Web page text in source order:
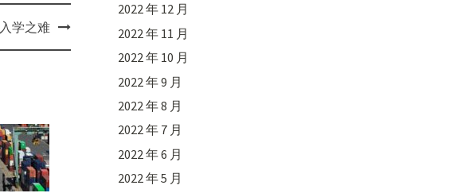
入学之难
2022 年 12 月
2022 年 11 月
2022 年 10 月
2022 年 9 月
2022 年 8 月
2022 年 7 月
2022 年 6 月
2022 年 5 月